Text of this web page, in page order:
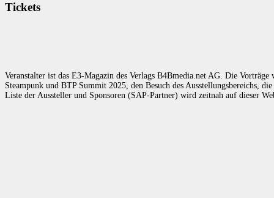
Tickets
Veranstalter ist das E3-Magazin des Verlags B4Bmedia.net AG. Die
Steampunk und BTP Summit 2025, den Besuch des Ausstellungsbereichs,
Liste der Aussteller und Sponsoren (SAP-Partner) wird zeitnah auf dieser